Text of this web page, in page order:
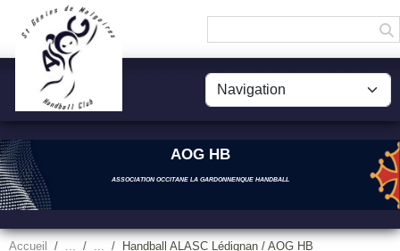
AOG HB
ASSOCIATION OCCITANE LA GARDONNENQUE HANDBALL
Accueil Handball ALASC Lédignan / AOG HB
Panneau de gestion des cookies